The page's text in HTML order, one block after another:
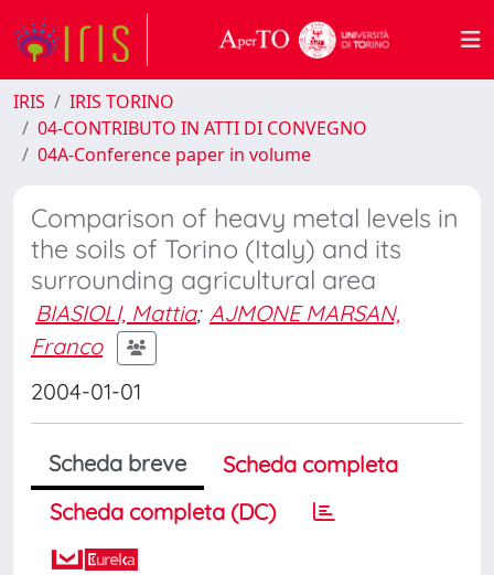
IRIS
IRIS TORINO
04-CONTRIBUTO IN ATTI DI CONVEGNO
04A-Conference paper in volume
Comparison of heavy metal levels in
the soils of Torino (Italy) and its
surrounding agricultural area
BIASIOLI, Mattia; AJMONE MARSAN,
Franco
2004-01-01
Scheda breve
Scheda completa
Scheda completa (DC)